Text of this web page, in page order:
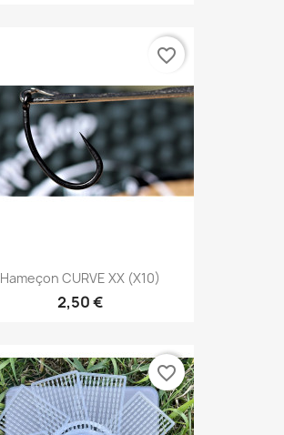
Hameçon CURVE XX (x10)
2,50 €
favorite_border
favorite_border